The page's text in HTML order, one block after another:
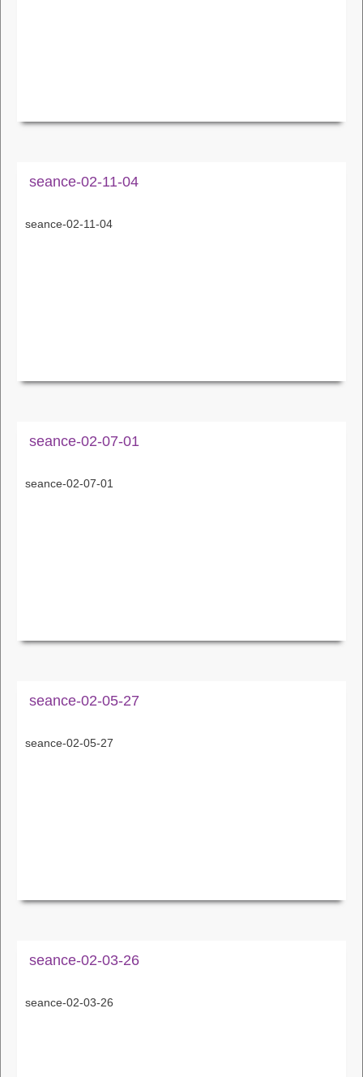
seance-02-11-04
seance-02-11-04
seance-02-07-01
seance-02-07-01
seance-02-05-27
seance-02-05-27
seance-02-03-26
seance-02-03-26